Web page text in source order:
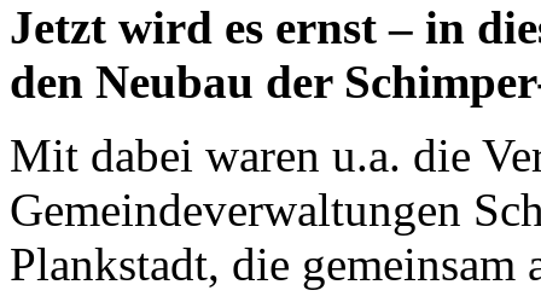
Jetzt wird es ernst – in
den Neubau der
Mit dabei waren u.a. die
Gemeindeverwaltungen
Plankstadt, die